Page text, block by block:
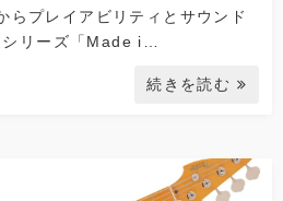
らプレイアビリティとサウンド
リーズ「Made i…
続きを読む